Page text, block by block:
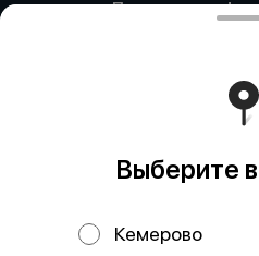
Политика
Политика
Политика
Выберите
Кемерово